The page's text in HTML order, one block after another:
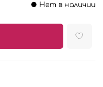
● Нет в наличии